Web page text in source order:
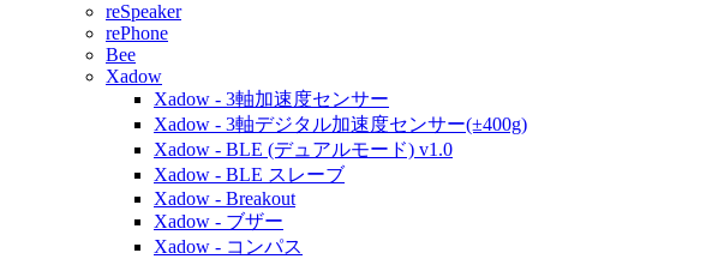
reSpeaker
rePhone
Bee
Xadow
Xadow - 3軸加速度センサー
Xadow - 3軸デジタル加速度センサー(±400g)
Xadow - BLE (デュアルモード) v1.0
Xadow - BLE スレーブ
Xadow - Breakout
Xadow - ブザー
Xadow - コンパス